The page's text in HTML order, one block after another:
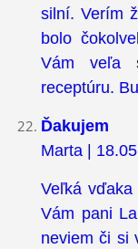
silní. Verím
bolo
Vám veľa
receptúru.
Ďakujem
Marta |
Veľká
Vám pani
neviem či si